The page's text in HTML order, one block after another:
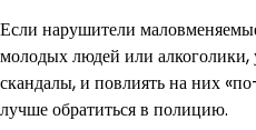
Если нарушители
молодых людей или
скандалы, и повлиять на них
лучше обратиться в полицию.